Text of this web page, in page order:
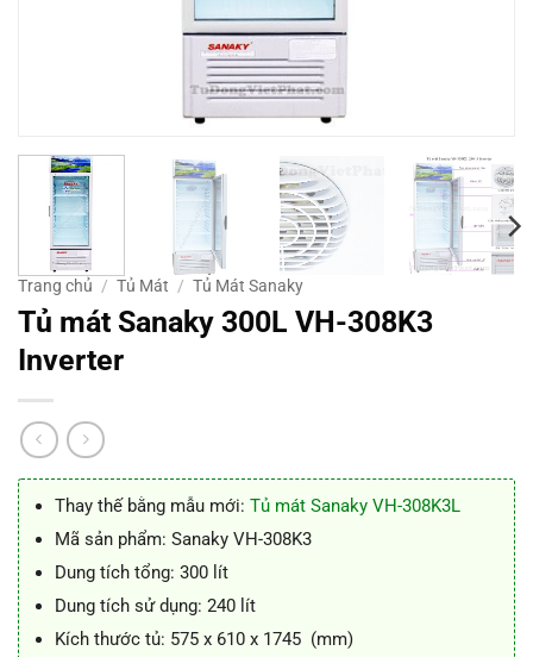
Trang chủ / Tủ Mát / Tủ Mát Sanaky
Tủ mát Sanaky 300L VH-308K3
Inverter
Thay thế bằng mẫu mới: Tủ mát Sanaky VH-308K3L
Mã sản phẩm: Sanaky VH-308K3
Dung tích tổng: 300 lít
Dung tích sử dụng: 240 lít
Kích thước tủ: 575 x 610 x 1745 (mm)